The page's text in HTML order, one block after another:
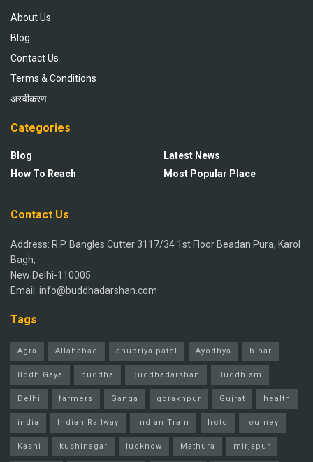
About Us
Blog
Contact Us
Terms & Conditions
अस्वीकरण
Categories
Blog
How To Reach
Latest News
Most Popular Place
Contact Us
Address: R.P. Bangles Cutter 3117/34 1st Floor Beadan Pura, Karol
Bagh,
New Delhi-110005
Email: info@buddhadarshan.com
Tags
Agra Allahabad anupriya patel Ayodhya bihar
Bodh Gaya buddha Buddhadarshan Buddhism
Delhi farmers Ganga gorakhpur Gujrat health
india Indian Railway Indian Train Irctc journey
Kashi kushinagar lucknow Mathura mirjapur